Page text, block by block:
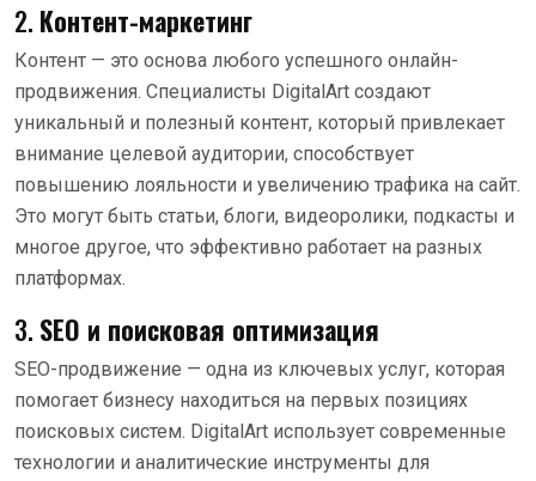
2. Контент-маркетинг
Контент — это основа любого успешного онлайн-
продвижения. Специалисты DigitalArt создают
уникальный и полезный контент, который привлекает
внимание целевой аудитории, способствует
повышению лояльности и увеличению трафика на сайт.
Это могут быть статьи, блоги, видеоролики, подкасты и
многое другое, что эффективно работает на разных
платформах.
3. SEO и поисковая оптимизация
SEO-продвижение — одна из ключевых услуг, которая
помогает бизнесу находиться на первых позициях
поисковых систем. DigitalArt использует современные
технологии и аналитические инструменты для